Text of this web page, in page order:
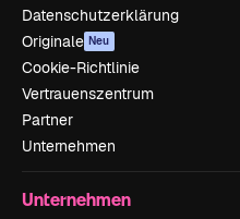
Datenschutzerklärung
Originale Neu
Cookie-Richtlinie
Vertrauenszentrum
Partner
Unternehmen
Unternehmen